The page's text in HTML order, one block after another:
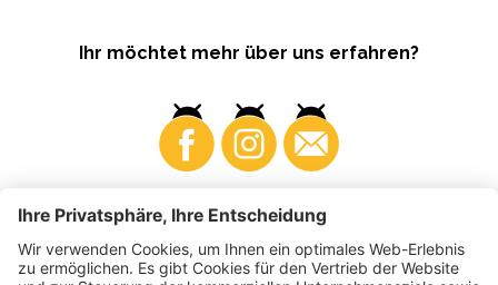
Ihr möchtet mehr über uns erfahren?
Business Produzenten